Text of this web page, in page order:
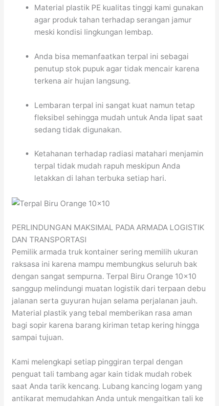
Material plastik PE kualitas tinggi kami gunakan
agar produk tahan terhadap serangan jamur
meski kondisi lingkungan lembap.
Anda bisa memanfaatkan terpal ini sebagai
penutup stok pupuk agar tidak mencair karena
terkena air hujan langsung.
Lembaran terpal ini sangat kuat namun tetap
fleksibel sehingga mudah untuk Anda lipat saat
sedang tidak digunakan.
Ketahanan terhadap radiasi matahari menjamin
terpal tidak mudah rapuh meskipun Anda
letakkan di lahan terbuka setiap hari.
PERLINDUNGAN MAKSIMAL PADA ARMADA LOGISTIK
DAN TRANSPORTASI
Pemilik armada truk kontainer sering memilih ukuran
raksasa ini karena mampu membungkus seluruh bak
dengan sangat sempurna. Terpal Biru Orange 10×10
sanggup melindungi muatan logistik dari terpaan debu
jalanan serta guyuran hujan selama perjalanan jauh.
Material plastik yang tebal memberikan rasa aman
bagi sopir karena barang kiriman tetap kering hingga
sampai tujuan.
Kami melengkapi setiap pinggiran terpal dengan
penguat tali tambang agar kain tidak mudah robek
saat Anda tarik kencang. Lubang kancing logam yang
antikarat memudahkan Anda untuk mengaitkan tali ke